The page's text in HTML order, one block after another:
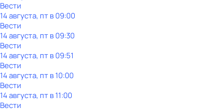
Вести
14 августа, пт в 09:00
Вести
14 августа, пт в 09:30
Вести
14 августа, пт в 09:51
Вести
14 августа, пт в 10:00
Вести
14 августа, пт в 11:00
Вести